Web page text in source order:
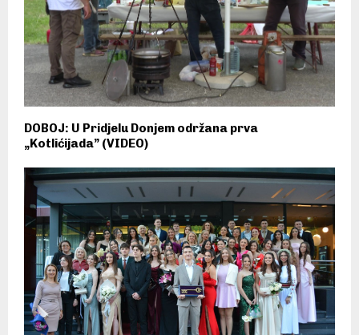
DOBOJ: U Pridjelu Donjem održana prva
„Kotlićijada” (VIDEO)